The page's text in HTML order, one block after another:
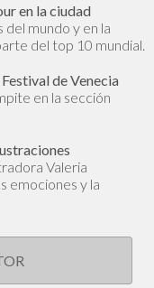
en la ciudad
mundo y en la
del top 10 mundial.
de Venecia
en la sección
Valeria
emociones y la